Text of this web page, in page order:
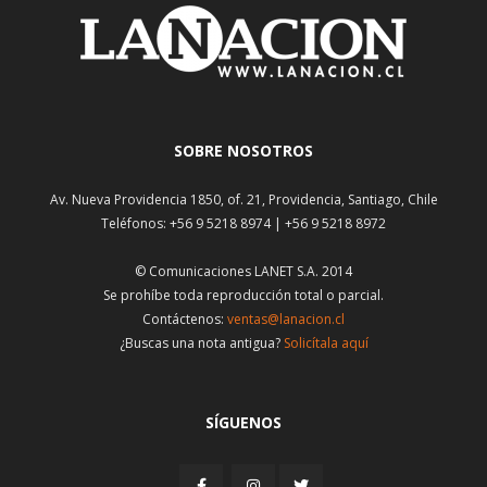
SOBRE NOSOTROS
Av. Nueva Providencia 1850, of. 21, Providencia, Santiago, Chile
Teléfonos: +56 9 5218 8974 | +56 9 5218 8972
© Comunicaciones LANET S.A. 2014
Se prohíbe toda reproducción total o parcial.
Contáctenos: ventas@lanacion.cl
¿Buscas una nota antigua? Solicítala aquí
SÍGUENOS